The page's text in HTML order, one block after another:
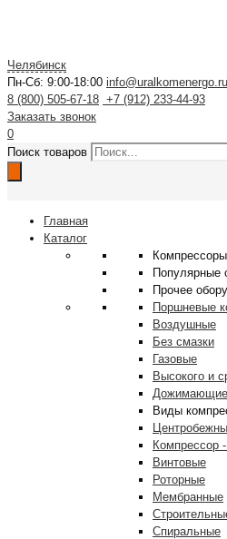
Челябинск
Пн-Сб: 9:00-18:00 info@uralkomenergo.ru
8 (800) 505-67-18 +7 (912) 233-44-93
Заказать звонок
0
Поиск товаров
Главная
Каталог
Популярные
Прочее
Поршневые
Воздушные
Без смазки
Газовые
Высокого и
Виды
Компрессор
Винтовые
Роторные
Мембранные
Спиральные